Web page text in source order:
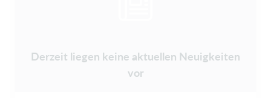
Derzeit liegen keine aktuellen Neuigkeiten
vor